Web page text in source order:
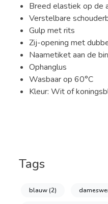
Breed elastiek op de
Verstelbare
Gulp met rits
Zij-opening met
Naametiket aan de
Ophanglus
Wasbaar op 60°C
Kleur: Wit of
Tags
blauw(2)